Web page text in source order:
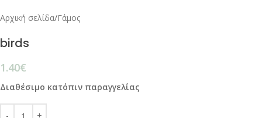
Αρχική σελίδα/Γάμος
birds
1.40€
Διαθέσιμο κατόπιν παραγγελίας